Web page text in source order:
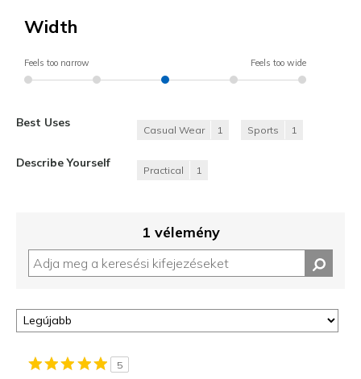
Width
Feels too narrow Feels too wide
Best Uses
Casual Wear 1 Sports 1
Describe Yourself
Practical 1
1 vélemény
5